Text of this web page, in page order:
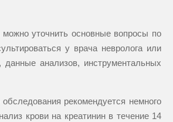
можно уточнить основные вопросы по
у врача невролога или
данные анализов, инструментальных
рекомендуется немного
крови на креатинин в течение 14